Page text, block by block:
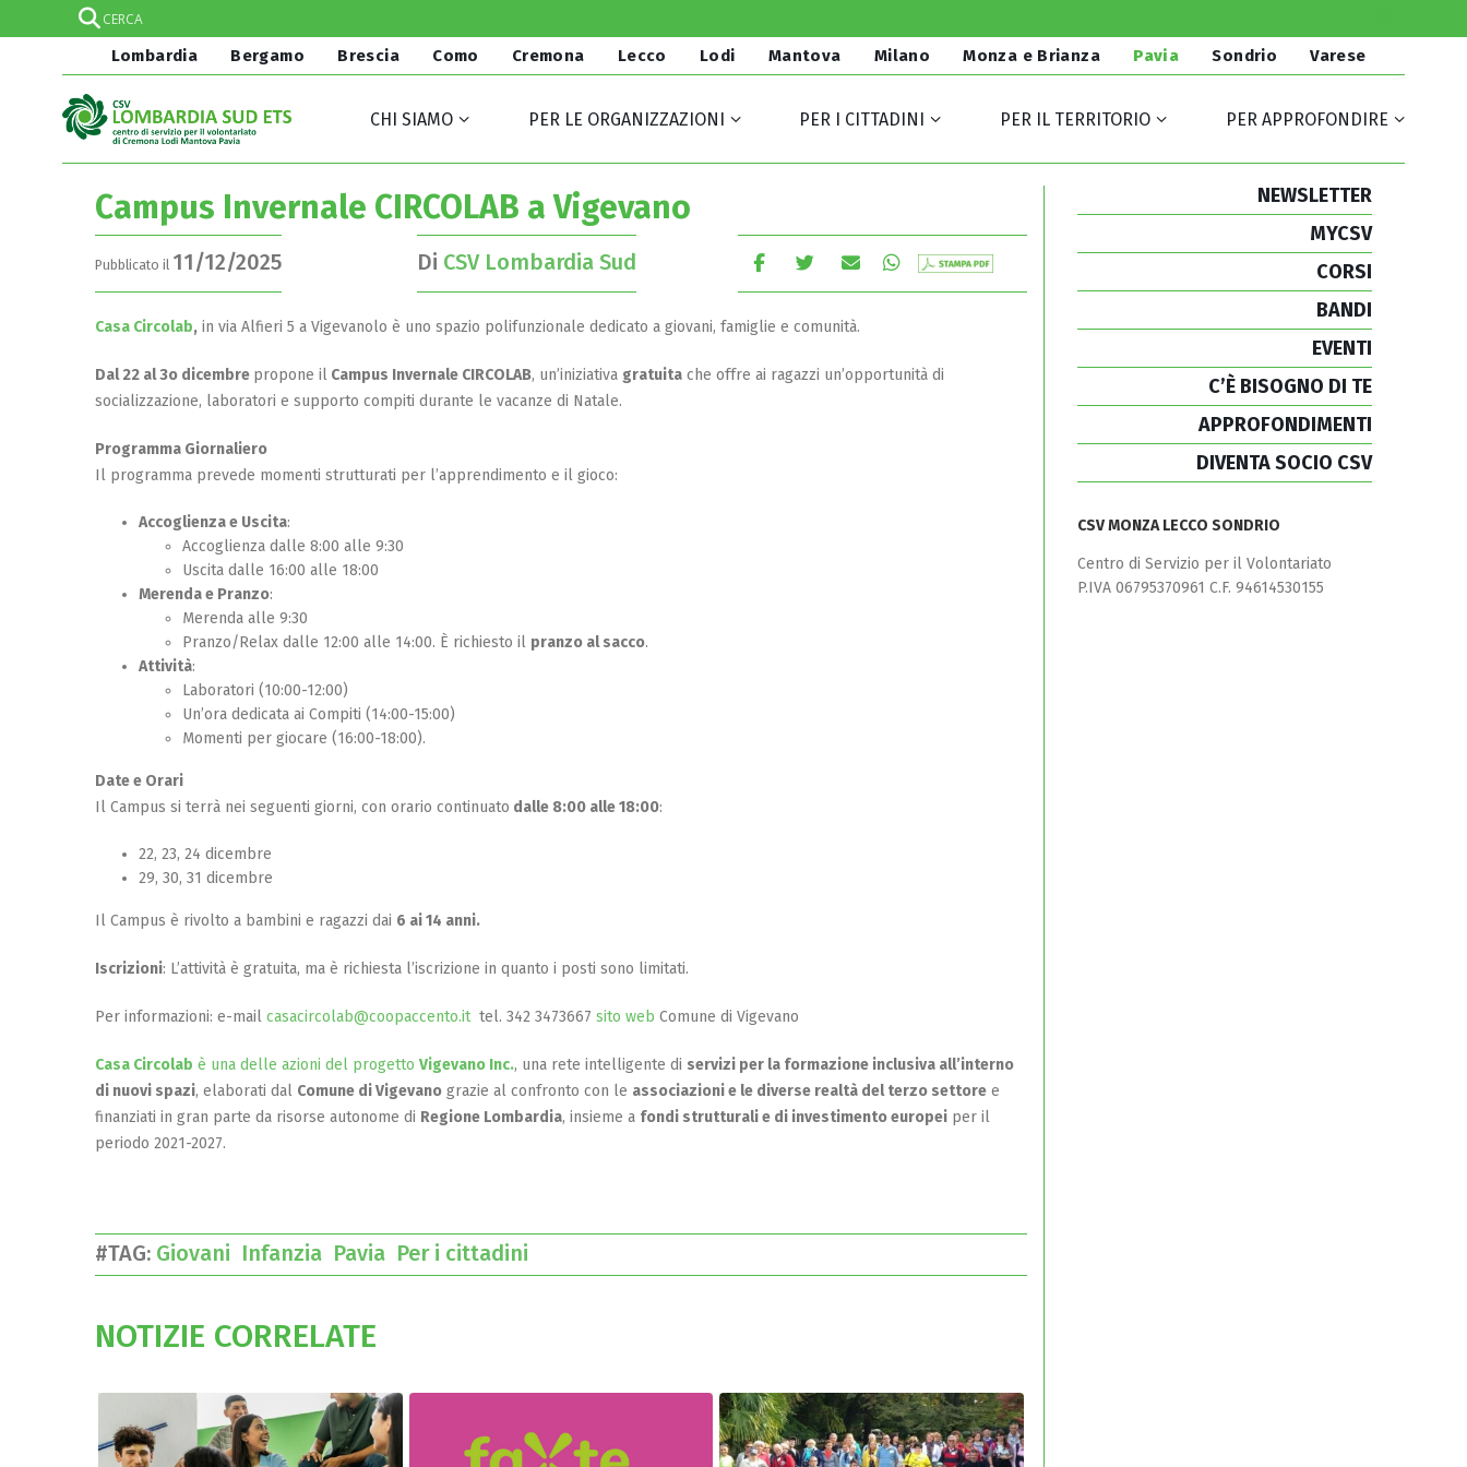
Lombardia Bergamo Brescia Como Cremona Lecco Lodi Mantova Milano Monza e Brianza Pavia Sondrio Varese
CHI SIAMO PER LE ORGANIZZAZIONI PER I CITTADINI PER IL TERRITORIO PER APPROFONDIRE
Campus Invernale CIRCOLAB a Vigevano
Pubblicato il 11/12/2025 Di CSV Lombardia Sud
Casa Circolab, in via Alfieri 5 a Vigevanolo è uno spazio polifunzionale dedicato a giovani, famiglie e comunità.
Dal 22 al 3o dicembre propone il Campus Invernale CIRCOLAB, un’iniziativa gratuita che offre ai ragazzi un’opportunità di
socializzazione, laboratori e supporto compiti durante le vacanze di Natale.
Programma Giornaliero
Il programma prevede momenti strutturati per l’apprendimento e il gioco:
Accoglienza e Uscita:
Accoglienza dalle 8:00 alle 9:30
Uscita dalle 16:00 alle 18:00
Merenda e Pranzo:
Merenda alle 9:30
Pranzo/Relax dalle 12:00 alle 14:00. È richiesto il pranzo al sacco.
Attività:
Laboratori (10:00-12:00)
Un’ora dedicata ai Compiti (14:00-15:00)
Momenti per giocare (16:00-18:00).
Date e Orari
Il Campus si terrà nei seguenti giorni, con orario continuato dalle 8:00 alle 18:00:
22, 23, 24 dicembre
29, 30, 31 dicembre
Il Campus è rivolto a bambini e ragazzi dai 6 ai 14 anni.
Iscrizioni: L’attività è gratuita, ma è richiesta l’iscrizione in quanto i posti sono limitati.
Per informazioni: e-mail casacircolab@coopaccento.ittel. 342 3473667 sito web Comune di Vigevano
Casa Circolab è una delle azioni del progetto Vigevano Inc., una rete intelligente di servizi per la formazione inclusiva all’interno
di nuovi spazi, elaborati dal Comune di Vigevano grazie al confronto con le associazioni e le diverse realtà del terzo settore e
finanziati in gran parte da risorse autonome di Regione Lombardia, insieme a fondi strutturali e di investimento europei per il
periodo 2021-2027.
#TAG: Giovani Infanzia Pavia Per i cittadini
NOTIZIE CORRELATE
NEWSLETTER
MYCSV
CORSI
BANDI
EVENTI
C’È BISOGNO DI TE
APPROFONDIMENTI
DIVENTA SOCIO CSV
CSV MONZA LECCO SONDRIO
Centro di Servizio per il Volontariato
P.IVA 06795370961 C.F. 94614530155